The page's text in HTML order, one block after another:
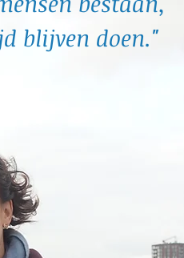
blijven doen."